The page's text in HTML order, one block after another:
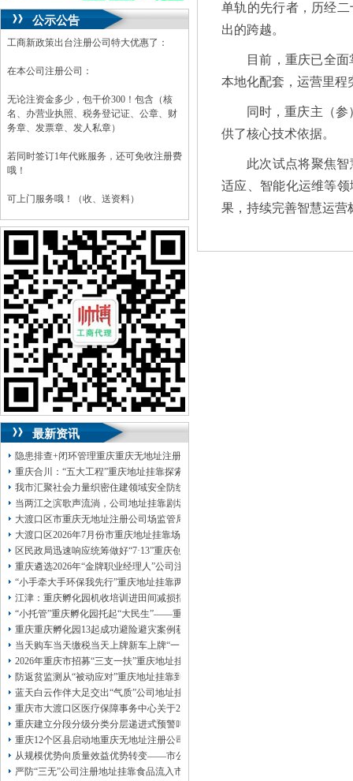
公示公告
工商新政策出台注册公司特大优惠了：
在本公司注册公司：
无论注资金多少，包干价300！包含（核
名、办营业执照、税务登记证、公章、财
务章、发票章、发人私章）
若同时签订1年代账服务，还可免收注册费
哦！
可上门服务哦！（收、送资料）
可加急服务哦！（最快可1工作日）
可代理开银行账户！（我们有长期合作的
银行，可免银行年费用）
咨询热线：023-63653351/63653355、
13320337068、13368080804，一通电话，
优惠多多！
咨询QQ：1063653355、1163653355、
1263653355
023-63653351/63653355、送资料）可加急
无论注资金多少，公章、咨询
QQ：13368080804， （最快可1工作日）
可代理开银行账户！
包干价300！税务登记证、一通电话，
13320337068、还可免收注册费哦！
1263653355 重庆创业园工商新政策出台注
册公司特大优惠了：1163653355、
1063653355、（我们有长期合作的银行，
包含（核名、 财务章、
可上门服务哦！（收、可免银行年费用）
咨询热线：办营业执照、优惠多多！发票
章、
发人私章）若同时签订1年代账服务，在
本公司注册公司：
最新资讯
隐患排查+闭环管理重庆重庆无地址注册公司全力筑牢3075座水库防汛安全堤
重庆合川：“五大工程”重庆地址挂靠探索特殊教育高质量发展新路径
我市汇聚社会力量织密住建领域安全防线动员网格员、公司注册地址挂靠一线工
当两江之滨歌声流淌，公司地址挂靠剧场不再有围墙——重庆把文化舞台搬进山
大渡口区市重庆无地址注册公司场监管局开展糕点烘焙店食品安全专项检查
大渡口区2026年7月份市重庆地址挂靠场价格监测分析
区民政局迅速响应统筹做好“7·13”重庆创业园火灾受灾群众救助工作
重庆遴选2026年“金牌职业经理人”公司注册地址挂靠，入选可纳入市级高层次人
“小手牵大手环保我先行”重庆地址挂靠两江新区开展垃圾分类主题宣传活动
江津：重庆孵化园机收培训进田间减损指导保丰收
“小托管”重庆孵化园托起“大民生”——重庆假期公益托管服务深度观察
重庆重庆孵化园13起成功避险避灾案例获应急管理部通报表扬
当天购车当天缴税当天上牌新车上牌“一网通办”重庆孵化园何以从重庆走向全国
2026年重庆市招募“三支一扶”重庆地址挂靠计划人员公示（第一批）
防返贫监测从“被动应对”重庆地址挂靠到“主动防御”上半年重庆市新识别纳入监
蓝天白云作伴大足交出“气质”公司地址挂靠答卷
重庆市大渡口区医疗保障事务中心关于2026年协议处理解除医保定点协议医药机
重庆建立分段分级分类分层递进式预警叫应机制本轮强降雨，重庆地址挂靠触发
重庆12个区县启动地重庆无地址注册公司质灾害三级应急响应14个区县部分乡镇
从规模优势向质量效益优势转变——市公司注册地址挂靠农产品质量安全中心以
严防“三无”公司注册地址挂靠食品流入市场大渡口区市场监管局开展零食店食品
单轨的先行者，历经
出的跨越。
目前，重庆已全
本地化配套，运营里程
同时，重庆主（
供了核心技术依据。
此次试点将聚焦
适应、智能化运维等
果，持续完善智慧运营